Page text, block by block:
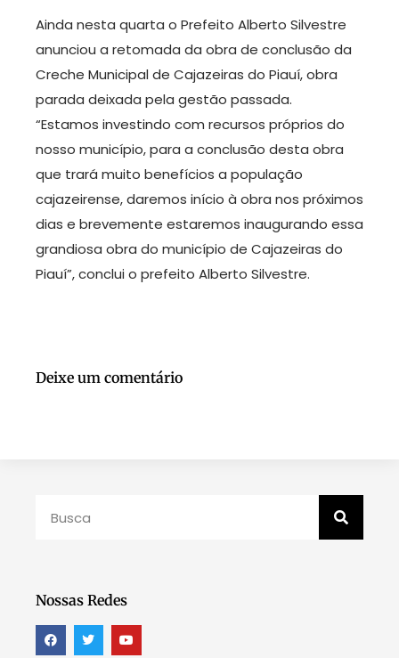
Ainda nesta quarta o Prefeito Alberto Silvestre
anunciou a retomada da obra de conclusão da
Creche Municipal de Cajazeiras do Piauí, obra
parada deixada pela gestão passada.
“Estamos investindo com recursos próprios do
nosso município, para a conclusão desta obra
que trará muito benefícios a população
cajazeirense, daremos início à obra nos próximos
dias e brevemente estaremos inaugurando essa
grandiosa obra do município de Cajazeiras do
Piauí”, conclui o prefeito Alberto Silvestre.
Deixe um comentário
Nossas Redes